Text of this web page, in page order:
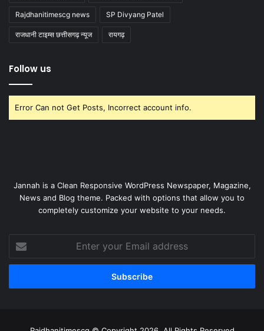
Rajdhanitimescg news SP Divyang Patel
राजधानी टाइम्स छत्तीसगढ़ न्यूज रायगढ़
Follow us
Error Can not Get Posts, Incorrect account info.
Jannah is a Clean Responsive WordPress Newspaper, Magazine,
News and Blog theme. Packed with options that allow you to
completely customize your website to your needs.
your
Email